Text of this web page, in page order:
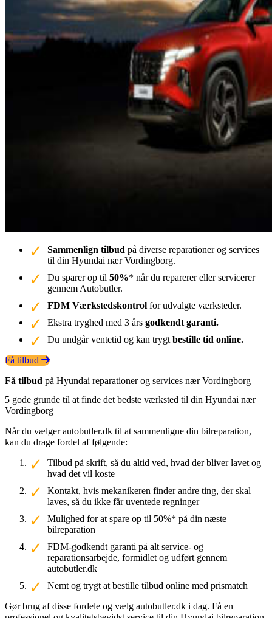
Sammenlign tilbud på diverse reparationer og services
til din Hyundai nær Vordingborg.
Du sparer op til 50%* når du reparerer eller servicerer
gennem Autobutler.
FDM Værkstedskontrol for udvalgte værksteder.
Ekstra tryghed med 3 års godkendt garanti.
Du undgår ventetid og kan trygt bestille tid online.
Få tilbud
Få tilbud på Hyundai reparationer og services nær Vordingborg
5 gode grunde til at finde det bedste værksted til din Hyundai nær
Vordingborg
Når du vælger autobutler.dk til at sammenligne din bilreparation,
kan du drage fordel af følgende:
Tilbud på skrift, så du altid ved, hvad der bliver lavet og
hvad det vil koste
Kontakt, hvis mekanikeren finder andre ting, der skal
laves, så du ikke får uventede regninger
Mulighed for at spare op til 50%* på din næste
bilreparation
FDM-godkendt garanti på alt service- og
reparationsarbejde, formidlet og udført gennem
autobutler.dk
Nemt og trygt at bestille tilbud online med prismatch
Gør brug af disse fordele og vælg autobutler.dk i dag. Få en